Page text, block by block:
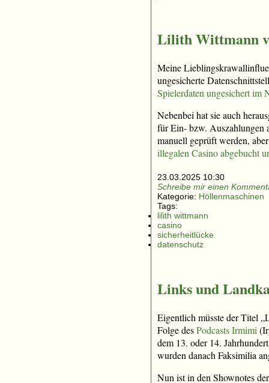
Lilith Wittmann
Meine
ungesicherte
Spielerdaten ungesichert im
Nebenbei hat sie auch
für Ein- bzw. Auszahlungen
manuell geprüft werden,
illegalen Casino abgebucht
23.03.2025 10:30
Schreibe mir einen
Kategorie: Höllenmaschinen
Tags:
lilith wittmann
casino
sicherheitlücke
datenschutz
Links und
Eigentlich müsste der Titel
Folge desPodcasts Irmimi
dem 13. oder 14.
wurden danach Faksimilia
Nun ist in den Shownotes